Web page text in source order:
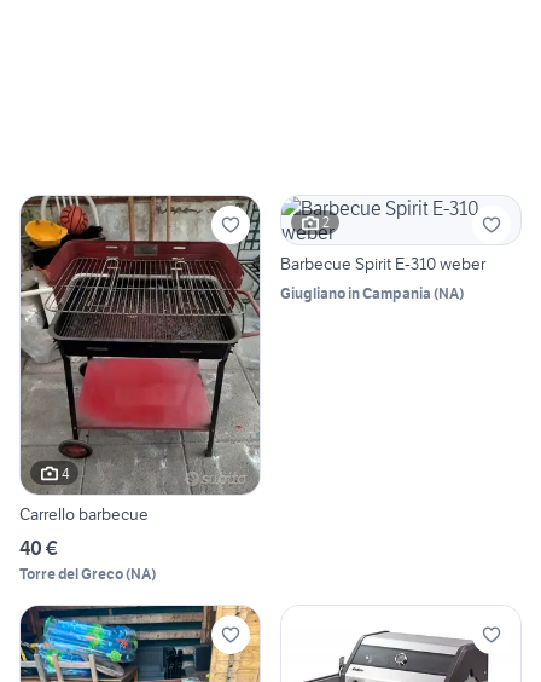
4
Carrello barbecue
40 €
Torre del Greco(NA)
2
Barbecue Spirit E-310 weber
Giugliano in Campania (NA)